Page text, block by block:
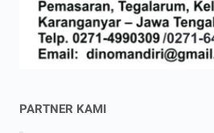
PARTNER KAMI